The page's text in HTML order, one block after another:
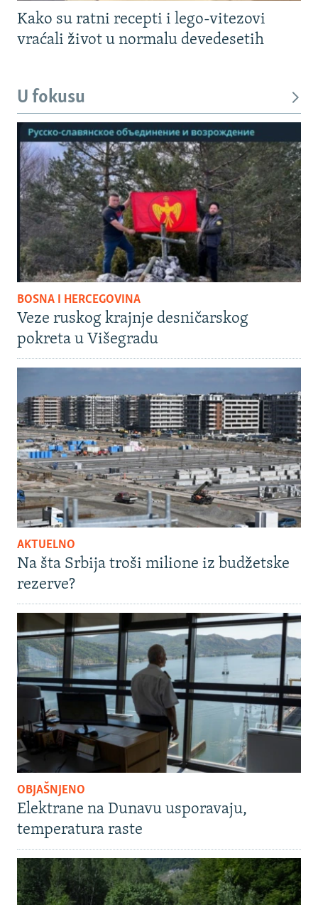
Kako su ratni recepti i lego-vitezovi
vraćali život u normalu devedesetih
U fokusu
BOSNA I HERCEGOVINA
Veze ruskog krajnje desničarskog
pokreta u Višegradu
AKTUELNO
Na šta Srbija troši milione iz budžetske
rezerve?
OBJAŠNJENO
Elektrane na Dunavu usporavaju,
temperatura raste